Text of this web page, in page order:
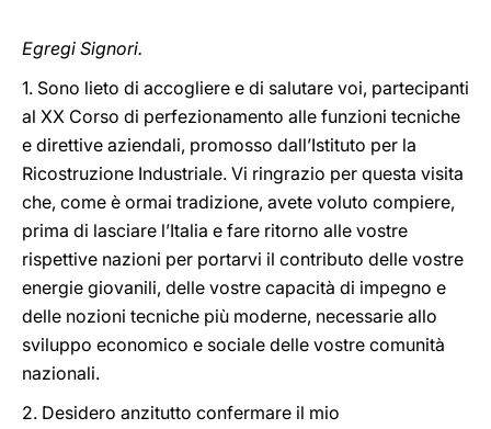
Egregi Signori.
1. Sono lieto di accogliere e di salutare voi, partecipanti
al XX Corso di perfezionamento alle funzioni tecniche
e direttive aziendali, promosso dall’Istituto per la
Ricostruzione Industriale. Vi ringrazio per questa visita
che, come è ormai tradizione, avete voluto compiere,
prima di lasciare l’Italia e fare ritorno alle vostre
rispettive nazioni per portarvi il contributo delle vostre
energie giovanili, delle vostre capacità di impegno e
delle nozioni tecniche più moderne, necessarie allo
sviluppo economico e sociale delle vostre comunità
nazionali.
2. Desidero anzitutto confermare il mio